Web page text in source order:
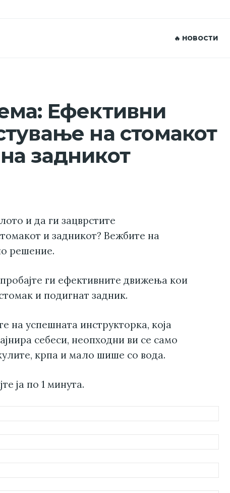
🔥 НОВОСТИ
Ефективни
на стомакот
задникот
и да ги зацврстите
и задникот? Вежбите на
решение.
ги ефективните движења кои
и подигнат задник.
на успешната инструкторка, која
себеси, неопходни ви се само
крпа и мало шише со вода.
ја по 1 минута.